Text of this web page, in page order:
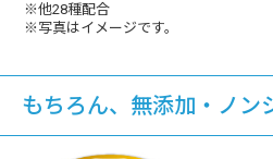
※他28種配合
※写真はイメージです。
もちろん、無添加・ノン